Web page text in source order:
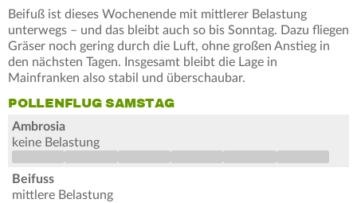
Beifuß ist dieses Wochenende mit mittlerer Belastung
unterwegs – und das bleibt auch so bis Sonntag. Dazu fliegen
Gräser noch gering durch die Luft, ohne großen Anstieg in
den nächsten Tagen. Insgesamt bleibt die Lage in
Mainfranken also stabil und überschaubar.
POLLENFLUG SAMSTAG
Ambrosia
keine Belastung
Beifuss
mittlere Belastung